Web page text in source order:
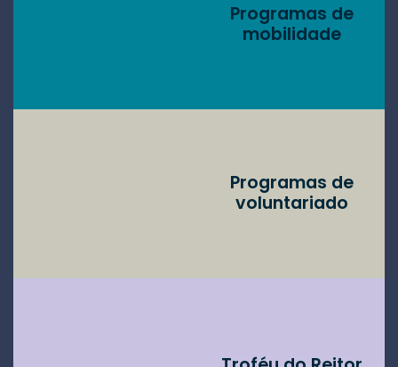
Programas de
mobilidade
Programas de
voluntariado